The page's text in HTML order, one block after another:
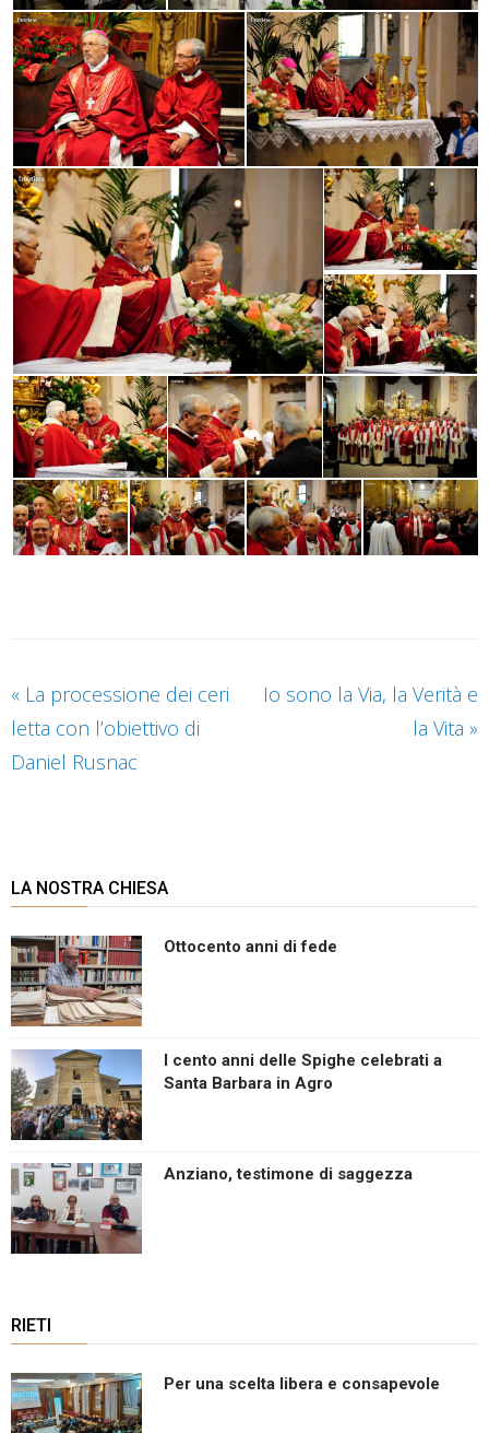
« La processione dei ceri
letta con l’obiettivo di
Daniel Rusnac
Io sono la Via, la Verità e
la Vita »
LA NOSTRA CHIESA
Ottocento anni di fede
I cento anni delle Spighe celebrati a
Santa Barbara in Agro
Anziano, testimone di saggezza
RIETI
Per una scelta libera e consapevole